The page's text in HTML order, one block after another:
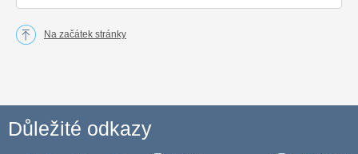
Na začátek stránky
Důležité odkazy